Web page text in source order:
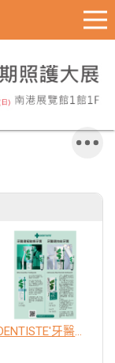
DENTISTE'牙醫選極敏感牙膏、抗蛀牙膏